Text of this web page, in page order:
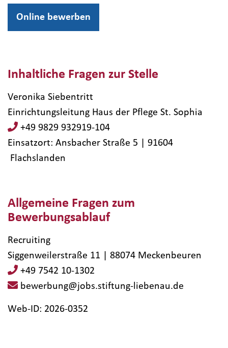
Inhaltliche Fragen zur Stelle
Veronika Siebentritt
Einrichtungsleitung Haus der Pflege St. Sophia
+49 9829 932919-104
Einsatzort: Ansbacher Straße 5 | 91604​
Flachslanden
Allgemeine Fragen zum
Bewerbungsablauf
Recruiting
Siggenweilerstraße 11 | 88074 Meckenbeuren
+49 7542 10-1302
bewerbung@jobs.stiftung-liebenau.de
Web-ID: 2026-0352
Online bewerben